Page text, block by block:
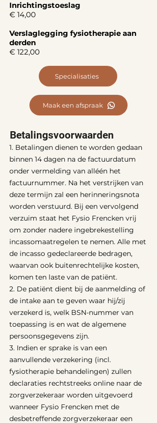
Inrichtingstoeslag
€ 14,00
Verslaglegging fysiotherapie aan
derden
€ 122,00
Specialisaties
Maak een afspraak
Betalingsvoorwaarden
1. Betalingen dienen te worden gedaan
binnen 14 dagen na de factuurdatum
onder vermelding van alléén het
factuurnummer. Na het verstrijken van
deze termijn zal een herinneringsnota
worden verstuurd. Bij een vervolgend
verzuim staat het Fysio Frencken vrij
om zonder nadere ingebrekestelling
incassomaatregelen te nemen. Alle met
de incasso gedeclareerde bedragen,
waarvan ook buitenrechtelijke kosten,
komen ten laste van de patiënt.
2. De patiënt dient bij de aanmelding of
de intake aan te geven waar hij/zij
verzekerd is, welk BSN-nummer van
toepassing is en wat de algemene
persoonsgegevens zijn.
3. Indien er sprake is van een
aanvullende verzekering (incl.
fysiotherapie behandelingen) zullen
declaraties rechtstreeks online naar de
zorgverzekeraar worden uitgevoerd
wanneer Fysio Frencken met de
desbetreffende zorgverzekeraar een